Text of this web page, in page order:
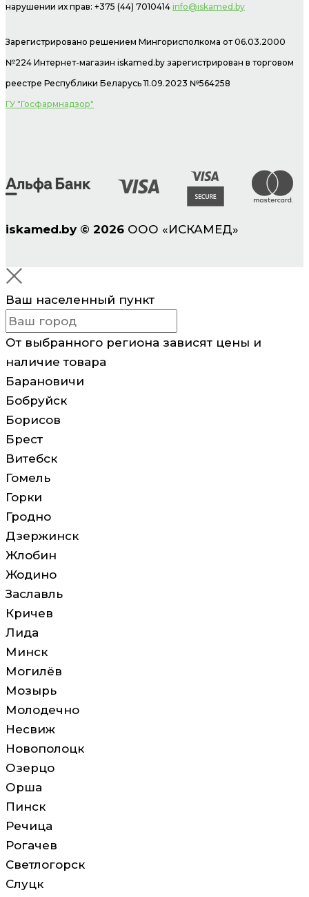
нарушении их прав: +375 (44) 7010414 info@iskamed.by
Зарегистрировано решением Мингорисполкома от 06.03.2000
№224 Интернет-магазин iskamed.by зарегистрирован в торговом
реестре Республики Беларусь 11.09.2023 №564258
ГУ "Госфармнадзор"
iskamed.by © 2026 ООО «ИСКАМЕД»
Ваш населенный пункт
От выбранного региона зависят цены и
наличие товара
Барановичи
Бобруйск
Борисов
Брест
Витебск
Гомель
Горки
Гродно
Дзержинск
Жлобин
Жодино
Заславль
Кричев
Лида
Минск
Могилёв
Мозырь
Молодечно
Несвиж
Новополоцк
Озерцо
Орша
Пинск
Речица
Рогачев
Светлогорск
Слуцк